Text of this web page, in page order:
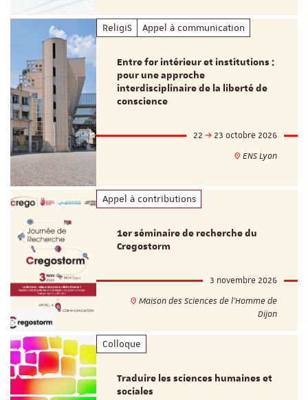
ReligiS Appel à communication
Entre for intérieur et institutions :
pour une approche
interdisciplinaire de la liberté de
conscience
22
23 octobre 2026
ENS Lyon
Appel à contributions
1er séminaire de recherche du
Cregostorm
3 novembre 2026
Maison des Sciences de l'Homme de
Dijon
Colloque
Traduire les sciences humaines et
sociales